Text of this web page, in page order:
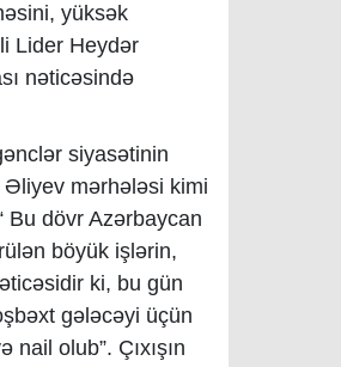
yüksək
Lider Heydər
nəticəsində
siyasətinin
mərhələsi kimi
Bu dövr Azərbaycan
böyük işlərin,
ki, bu gün
gələcəyi üçün
olub”. Çıxışın